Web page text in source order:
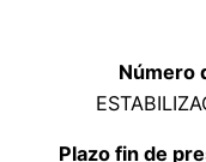
Número
Plazo fin de